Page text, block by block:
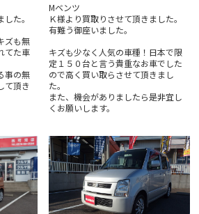
た。
ズも無
てた車
事の無
て頂き
Mベンツ
Ｋ様より買取りさせて頂きました。
有難う御座いました。
キズも少なく人気の車種！日本で限
定１５０台と言う貴重なお車でした
ので高く買い取らさせて頂きまし
た。
また、機会がありましたら是非宜し
くお願いします。